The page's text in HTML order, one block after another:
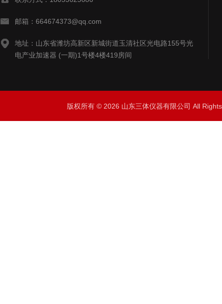
邮箱：664674373@qq.com
地址：山东省潍坊高新区新城街道玉清社区光电路155号光
电产业加速器 (一期)1号楼4楼419房间
版权所有 © 2026 山东三体仪器有限公司 All